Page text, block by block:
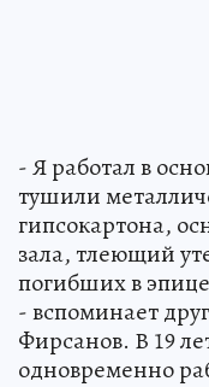
- Я работал в
тушили
гипсокартона,
зала, тлеющий
погибших в
- вспоминает
Фирсанов. В 19
одновременно